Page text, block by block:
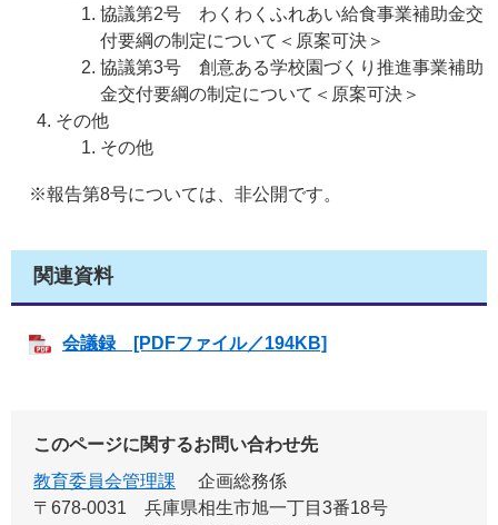
協議第2号 わくわくふれあい給食事業補助金交
付要綱の制定について＜原案可決＞
協議第3号 創意ある学校園づくり推進事業補助
金交付要綱の制定について＜原案可決＞
その他
その他
※報告第8号については、非公開です。
関連資料
会議録 [PDFファイル／194KB]
このページに関するお問い合わせ先
教育委員会管理課
企画総務係
〒678-0031
兵庫県相生市旭一丁目3番18号